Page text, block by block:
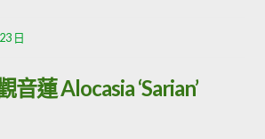
日
音蓮 Alocasia ‘Sarian’